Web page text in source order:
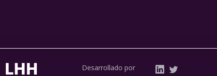
Desarrollado por